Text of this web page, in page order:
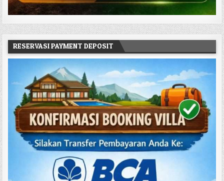
RESERVASI PAYMENT DEPOSIT